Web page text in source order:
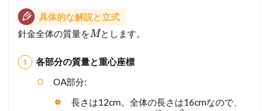
具体的な解説と立式
針金全体の質量をMとします。
各部分の質量と重心座標
OA部分:
長さは12cm。全体の長さは16cmなので、